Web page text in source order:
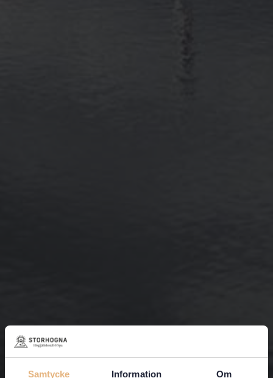
Samtycke Information Om